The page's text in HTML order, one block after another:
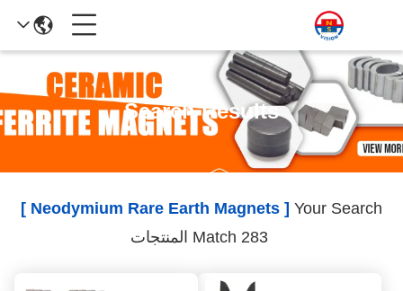
Search Results
Your Search
[ Neodymium Rare Earth Magnets ]